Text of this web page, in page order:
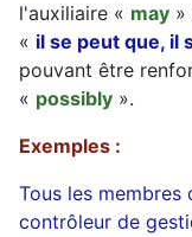
l'auxiliaire « may »
« il se peut que, il
pouvant être
« possibly ».
Exemples :
Tous les
contrôleur de